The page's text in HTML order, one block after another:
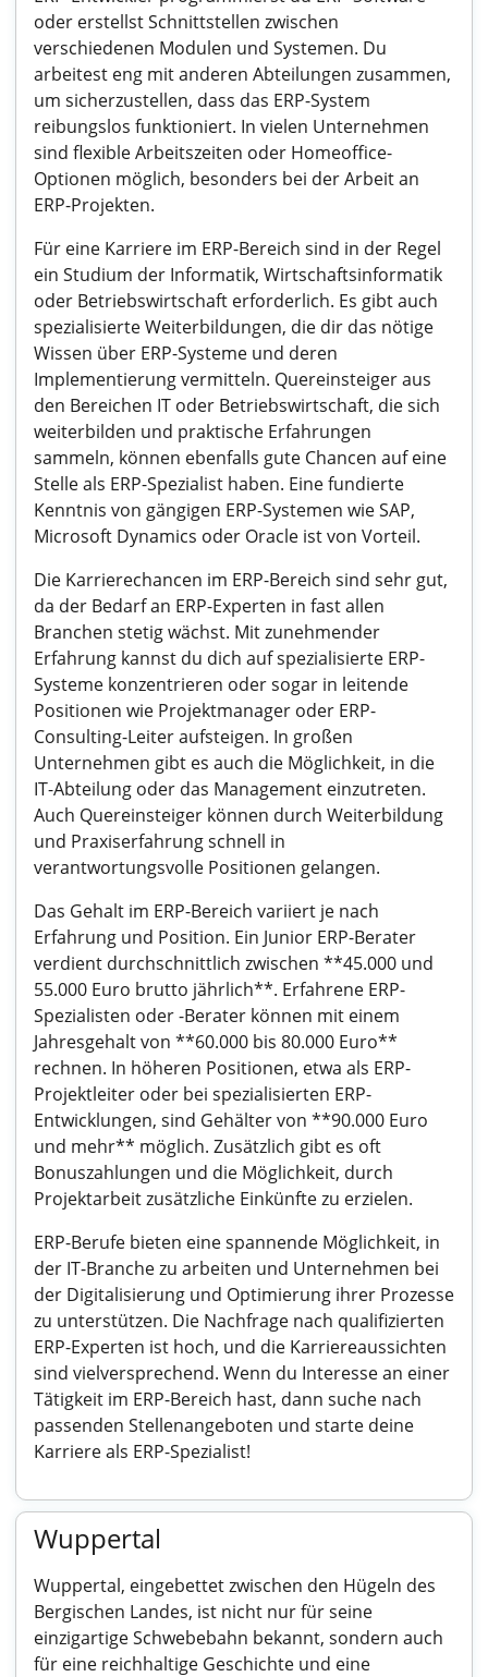
oder erstellst Schnittstellen zwischen
verschiedenen Modulen und Systemen. Du
arbeitest eng mit anderen Abteilungen zusammen,
um sicherzustellen, dass das ERP-System
reibungslos funktioniert. In vielen Unternehmen
sind flexible Arbeitszeiten oder Homeoffice-
Optionen möglich, besonders bei der Arbeit an
ERP-Projekten.
Für eine Karriere im ERP-Bereich sind in der Regel
ein Studium der Informatik, Wirtschaftsinformatik
oder Betriebswirtschaft erforderlich. Es gibt auch
spezialisierte Weiterbildungen, die dir das nötige
Wissen über ERP-Systeme und deren
Implementierung vermitteln. Quereinsteiger aus
den Bereichen IT oder Betriebswirtschaft, die sich
weiterbilden und praktische Erfahrungen
sammeln, können ebenfalls gute Chancen auf eine
Stelle als ERP-Spezialist haben. Eine fundierte
Kenntnis von gängigen ERP-Systemen wie SAP,
Microsoft Dynamics oder Oracle ist von Vorteil.
Die Karrierechancen im ERP-Bereich sind sehr gut,
da der Bedarf an ERP-Experten in fast allen
Branchen stetig wächst. Mit zunehmender
Erfahrung kannst du dich auf spezialisierte ERP-
Systeme konzentrieren oder sogar in leitende
Positionen wie Projektmanager oder ERP-
Consulting-Leiter aufsteigen. In großen
Unternehmen gibt es auch die Möglichkeit, in die
IT-Abteilung oder das Management einzutreten.
Auch Quereinsteiger können durch Weiterbildung
und Praxiserfahrung schnell in
verantwortungsvolle Positionen gelangen.
Das Gehalt im ERP-Bereich variiert je nach
Erfahrung und Position. Ein Junior ERP-Berater
verdient durchschnittlich zwischen **45.000 und
55.000 Euro brutto jährlich**. Erfahrene ERP-
Spezialisten oder -Berater können mit einem
Jahresgehalt von **60.000 bis 80.000 Euro**
rechnen. In höheren Positionen, etwa als ERP-
Projektleiter oder bei spezialisierten ERP-
Entwicklungen, sind Gehälter von **90.000 Euro
und mehr** möglich. Zusätzlich gibt es oft
Bonuszahlungen und die Möglichkeit, durch
Projektarbeit zusätzliche Einkünfte zu erzielen.
ERP-Berufe bieten eine spannende Möglichkeit, in
der IT-Branche zu arbeiten und Unternehmen bei
der Digitalisierung und Optimierung ihrer Prozesse
zu unterstützen. Die Nachfrage nach qualifizierten
ERP-Experten ist hoch, und die Karriereaussichten
sind vielversprechend. Wenn du Interesse an einer
Tätigkeit im ERP-Bereich hast, dann suche nach
passenden Stellenangeboten und starte deine
Karriere als ERP-Spezialist!
Wuppertal
Wuppertal, eingebettet zwischen den Hügeln des
Bergischen Landes, ist nicht nur für seine
einzigartige Schwebebahn bekannt, sondern auch
für eine reichhaltige Geschichte und eine